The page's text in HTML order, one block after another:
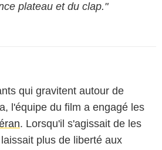
plateau et du clap."
qui gravitent autour de
l'équipe du film a engagé les
. Lorsqu'il s'agissait de les
plus de liberté aux